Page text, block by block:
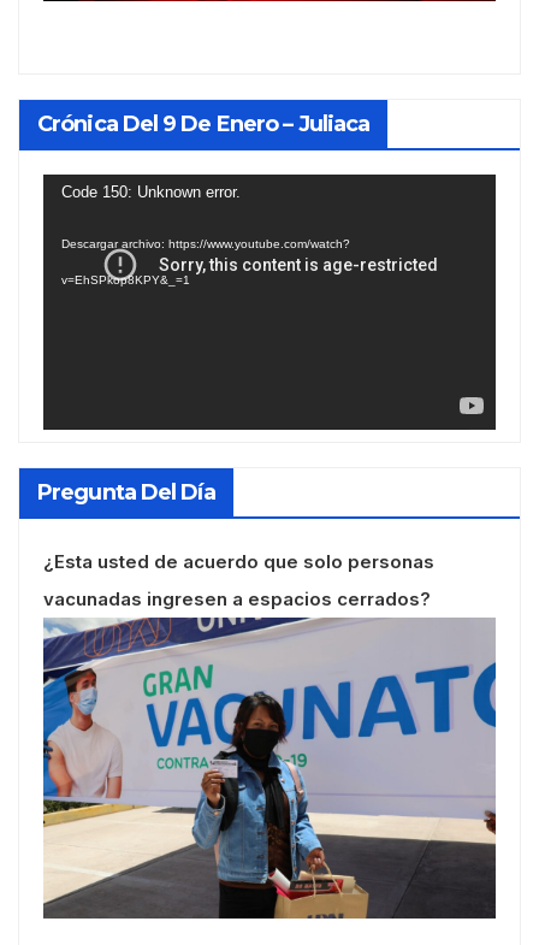
Crónica Del 9 De Enero – Juliaca
Reproductor
Code 150: Unknown error.
Descargar archivo: https://www.youtube.com/watch?
v=EhSPkop8KPY&_=1
Pregunta Del Día
¿Esta usted de acuerdo que solo personas
vacunadas ingresen a espacios cerrados?